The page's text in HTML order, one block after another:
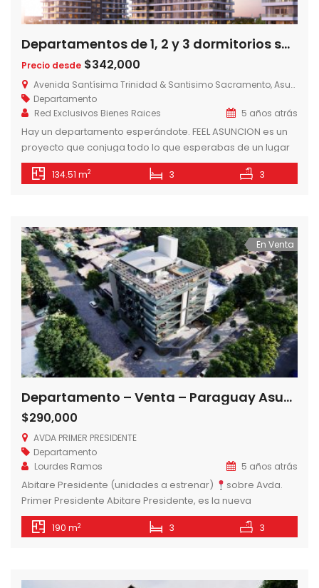
Departamentos de 1, 2 y 3 dormitorios sobre Avda. Trinidad- EDIFICIO FEEL ASUNCIÓN
Precio desde $342,000
Avenida Santísima Trinidad & Santisimo Sacramento, Asunción, Paraguay
Departamento
Red Exclusivos Bienes Raices
5 años atrás
Hay un departamento esperándote. FEEL ASUNCION es un
proyecto que conjuga todo lo que esperabas de un lugar
para vivir. Excelente ubicación, materiales de calidad,
múltiples espacios verdes y amenities para disfrutar; todo
modernas de […]
134.51 m2 3 3
En Venta
Departamento – Venta – Paraguay Asunción Madame Lynch VENDO EXCLUSIVOS DEPTOS S/ AVDA PRIMER PRESIDENTE
$290,000
AVDA PRIMER PRESIDENTE
Departamento
Lourdes Ramos
5 años atrás
Abitare Presidente (unidades a estrenar)
sobre Avda.
Primer Presidente Abitare Presidente, es la nueva
propuesta de 12 amplias unidades de estilo, distribuidas en
tres unidades por piso, de 2 y 3 dormitorios, ideal para vivir
de entrada, recepción y lobby. En […]
190 m2 3 3